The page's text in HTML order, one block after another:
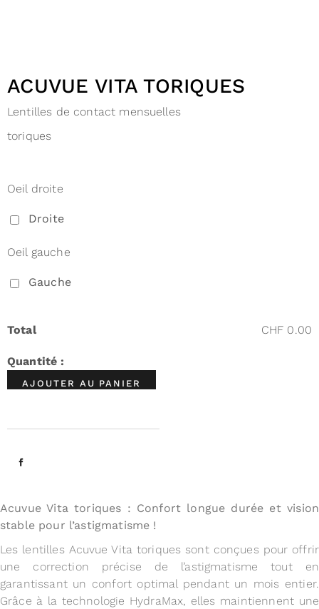
ACUVUE VITA TORIQUES
Lentilles de contact mensuelles
toriques
Oeil droite
Droite
Oeil gauche
Gauche
Total CHF 0.00
AJOUTER AU PANIER
Acuvue Vita toriques : Confort longue durée et vision
stable pour l’astigmatisme !
Les lentilles Acuvue Vita toriques sont conçues pour offrir
une correction précise de l’astigmatisme tout en
garantissant un confort optimal pendant un mois entier.
Grâce à la technologie HydraMax, elles maintiennent une